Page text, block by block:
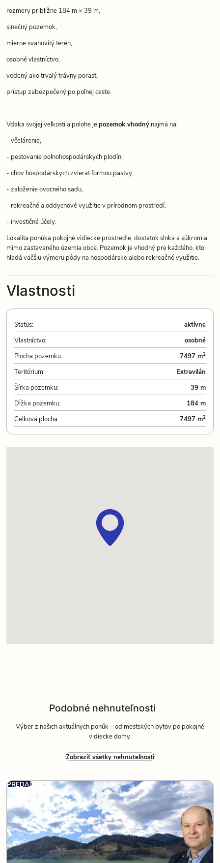
rozmery približne 184 m × 39 m,
slnečný pozemok,
mierne svahovitý terén,
osobné vlastníctvo,
vedený ako trvalý trávny porast,
prístup zabezpečený po poľnej ceste.
Vďaka svojej veľkosti a polohe jepozemok vhodný najmä na:
- včelárenie,
- pestovanie poľnohospodárskych plodín,
- chov hospodárskych zvierat formou pastvy,
- založenie ovocného sadu,
- rekreačné a oddychové využitie v prírodnom prostredí,
- investičné účely.
Lokalita ponúka pokojné vidiecke prostredie, dostatok slnka a súkromia
mimo zastavaného územia obce. Pozemok je vhodný pre každého, kto
hľadá väčšiu výmeru pôdy na hospodárske alebo rekreačné využitie.
Vlastnosti
Status:
aktívne
Vlastníctvo:
osobné
Plocha pozemku:
7497 m2
Teritórium:
Extravilán
Šírka pozemku:
39 m
Dĺžka pozemku:
184 m
Celková plocha:
7497 m2
Podobné nehnuteľnosti
Výber z našich aktuálnych ponúk – od mestských bytov po pokojné
vidiecke domy.
Zobraziť všetky nehnuteľnosti
PREDAJ